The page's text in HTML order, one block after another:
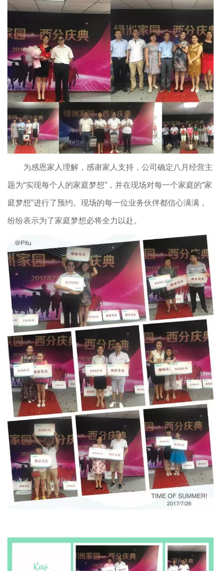
为感恩家人理解，感谢家人支持，公司确定八月经营主
题为“实现每个人的家庭梦想”，并在现场对每一个家庭的“家
庭梦想”进行了预约。现场的每一位业务伙伴都信心满满，
纷纷表示为了家庭梦想必将全力以赴。